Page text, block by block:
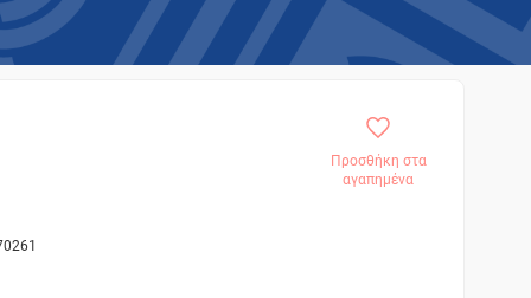
Προσθήκη στα
αγαπημένα